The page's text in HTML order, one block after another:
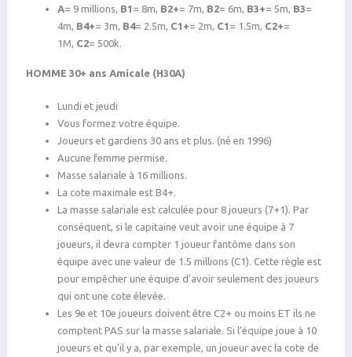
A= 9 millions, B1 = 8m, B2+= 7m, B2= 6m, B3+= 5m, B3=
4m, B4+= 3m, B4= 2.5m, C1+= 2m, C1 = 1.5m, C2+=
1M, C2= 500k.
HOMME 30+ ans Amicale (H30A)
Lundi et jeudi
Vous formez votre équipe.
Joueurs et gardiens 30 ans et plus. (né en 1996)
Aucune femme permise.
Masse salariale à 16 millions.
La cote maximale est B4+.
La masse salariale est calculée pour 8 joueurs (7+1). Par
conséquent, si le capitaine veut avoir une équipe à 7
joueurs, il devra compter 1 joueur fantôme dans son
équipe avec une valeur de 1.5 millions (C1). Cette règle est
pour empêcher une équipe d’avoir seulement des joueurs
qui ont une cote élevée.
Les 9e et 10e joueurs doivent être C2+ ou moins ET ils ne
comptent PAS sur la masse salariale. Si l’équipe joue à 10
joueurs et qu’il y a, par exemple, un joueur avec la cote de